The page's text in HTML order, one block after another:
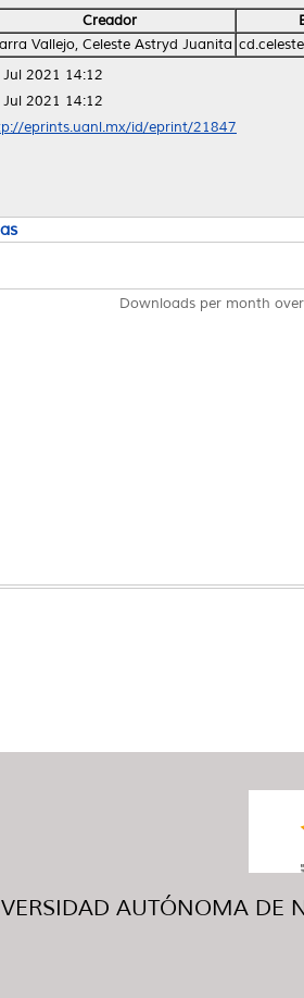
Creador
Vallejo, Celeste Astryd Juanita
2021 14:12
2021 14:12
eprints.uanl.mx/id/eprint/21847
Downloads per month
AUTÓNOMA DE